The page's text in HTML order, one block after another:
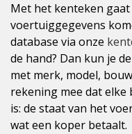
Met het kenteken
voertuiggegevens
database via onze
de hand? Dan kun je
met merk, model,
rekening mee dat elke
is: de staat van het
wat een koper betaalt.